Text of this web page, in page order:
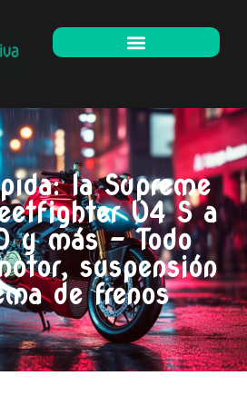
la Supreme
V4 S a
y más – Todo
suspensión
de frenos